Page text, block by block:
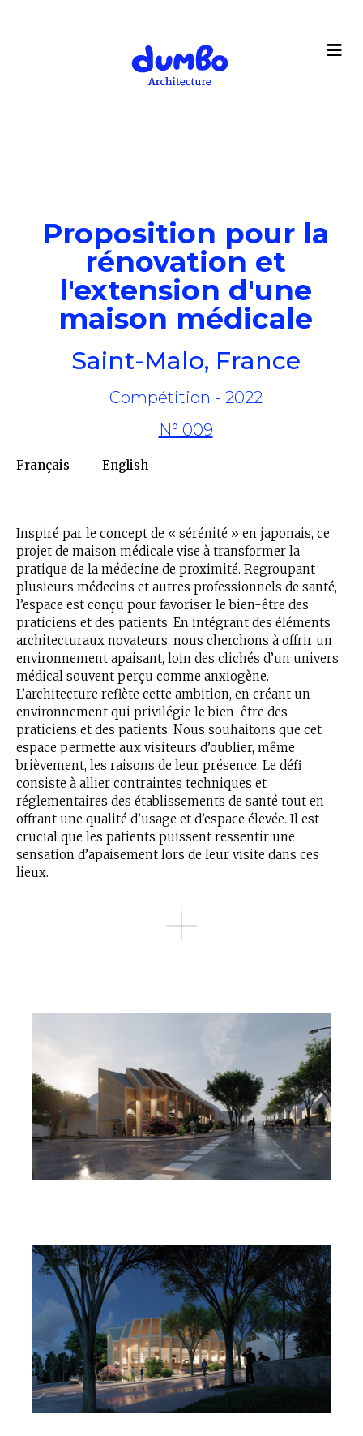
Proposition pour la
rénovation et
l'extension d'une
maison médicale
Saint-Malo, France
Compétition - 2022
N° 009
Français English
Inspiré par le concept de « sérénité » en japonais, ce
projet de maison médicale vise à transformer la
pratique de la médecine de proximité. Regroupant
plusieurs médecins et autres professionnels de santé,
l’espace est conçu pour favoriser le bien-être des
praticiens et des patients. En intégrant des éléments
architecturaux novateurs, nous cherchons à offrir un
environnement apaisant, loin des clichés d’un univers
médical souvent perçu comme anxiogène.
L’architecture reflète cette ambition, en créant un
environnement qui privilégie le bien-être des
praticiens et des patients. Nous souhaitons que cet
espace permette aux visiteurs d’oublier, même
brièvement, les raisons de leur présence. Le défi
consiste à allier contraintes techniques et
réglementaires des établissements de santé tout en
offrant une qualité d’usage et d’espace élevée. Il est
crucial que les patients puissent ressentir une
sensation d’apaisement lors de leur visite dans ces
lieux.